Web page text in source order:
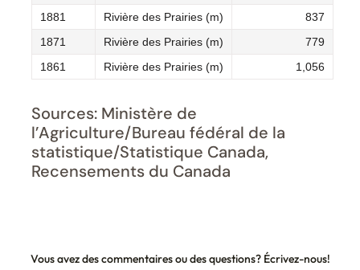
1881
Rivière des Prairies (m)
837
1871
Rivière des Prairies (m)
779
1861
Rivière des Prairies (m) 1,056
Sources: Ministère de
l’Agriculture/Bureau fédéral de la
statistique/Statistique Canada,
Recensements du Canada
Vous avez des commentaires ou des questions? Écrivez-nous!